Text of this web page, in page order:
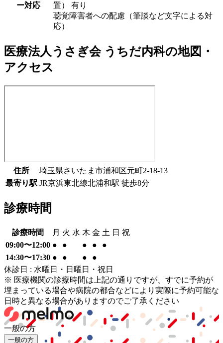
ー対応
置） 有り
聴覚障害者への配慮（筆談など文字による対
応）
医療法人うさぎ会 うちだ内科の地図・
アクセス
住所
埼玉県さいたま市浦和区元町2-18-13
最寄り駅 JR京浜東北線北浦和駅 徒歩8分
診療時間
診療時間 月 火 水 木 金 土 日 祝
09:00〜12:00 ● ● ● ●
●
14:30〜17:30 ● ● ●
●
休診日 : 水曜日・日曜日・祝日
※ 医療機関の診療時間は上記の通りですが、すでに予約が
埋まっている場合や病院の都合などにより実際に予約可能な
日時と異なる場合がありますのでご了承ください
一般の方
一般の方